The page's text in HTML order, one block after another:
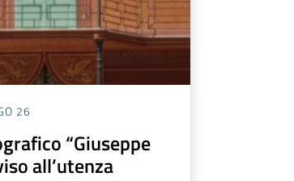
26
“Giuseppe
all’utenza